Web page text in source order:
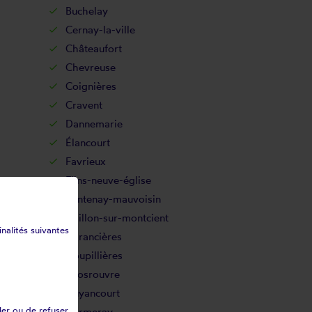
Buchelay
Cernay-la-ville
Châteaufort
Chevreuse
Coignières
Cravent
Dannemarie
Élancourt
Favrieux
Flins-neuve-église
Fontenay-mauvoisin
Gaillon-sur-montcient
Garancières
Goupillières
Grosrouvre
Guyancourt
suivantes